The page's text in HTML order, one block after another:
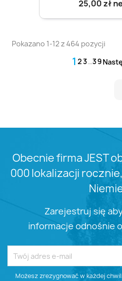
25,00 zł
Pokazano 1-12 z 464 pozycji
123…39
Obecnie firma JEST
000 lokalizacji
Zarejestruj się
informacje odnośnie
Możesz zrezygnować w każdej